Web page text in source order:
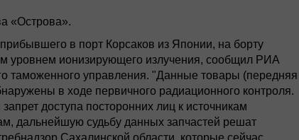
«Острова».
в порт Корсаков из Японии, на борту
уровнем ионизирующего излучения, сообщил РИА
таможенного управления. "Данные товары (передняя
в ходе первичного радиационного контроля.
доступа посторонних лиц к источникам
дальнейшую судьбу данных запчастей решат
Сахалинской области, которые сейчас